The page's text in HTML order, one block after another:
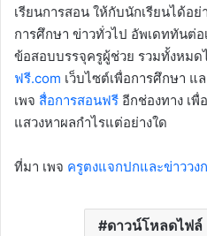
เรียนการสอน ให้กับนักเรียนได้อ
การศึกษา ข่าวทั่วไป อัพเดททันต่
ข้อสอบบรรจุครูผู้ช่วย รวมทั้งหมด
ฟรี.com เว็บไซต์เพื่อการศึกษา
เพจ สื่อการสอนฟรี อีกช่องทาง เ
แสวงหาผลกำไรแต่อย่างใด
ที่มา เพจ ครูตงแจกปกและข่าววง
ดาวน์โหลดไฟล์